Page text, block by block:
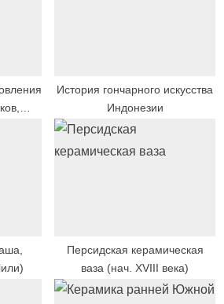
История гончарного искусства
Индонезии
Персидская керамическая
ваза (нач. XVIII века)